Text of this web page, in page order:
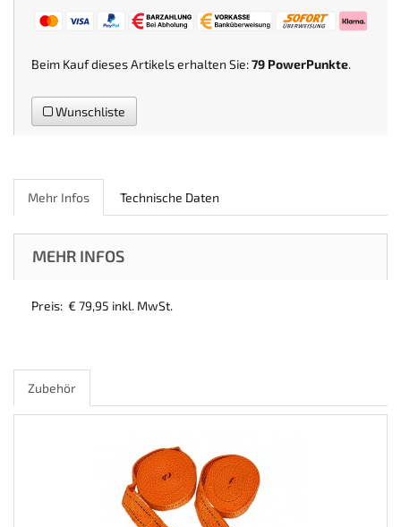
Beim Kauf dieses Artikels erhalten Sie:79 PowerPunkte.
Wunschliste
Mehr Infos Technische Daten
MEHR INFOS
Preis: € 79,95 inkl. MwSt.
Zubehör